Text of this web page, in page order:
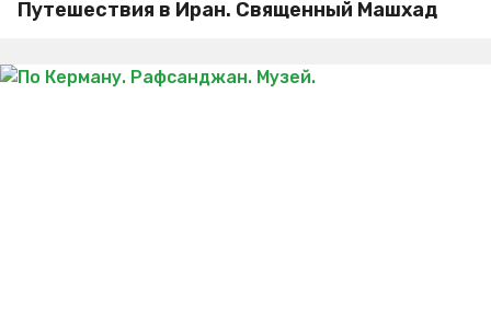
Путешествия в Иран. Священный Машхад